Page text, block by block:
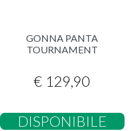
GONNA PANTA
TOURNAMENT
€ 129,90
DISPONIBILE